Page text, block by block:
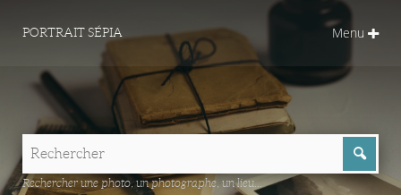
PORTRAIT SÉPIA Menu
Rechercher une photo, un photographe, un lieu...